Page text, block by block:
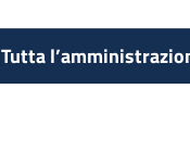
Tutta